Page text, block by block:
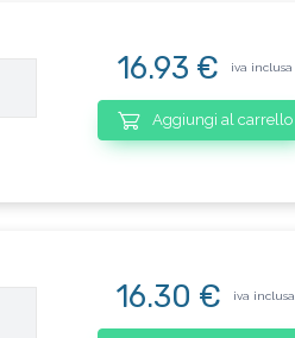
16.93 € iva inclusa
Aggiungi al carrello
16.30 € iva inclusa